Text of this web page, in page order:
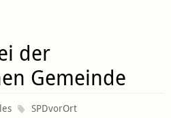
der
Gemeinde
SPDvorOrt